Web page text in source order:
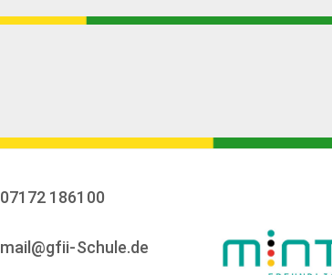
07172 186100
mail@gfii-Schule.de